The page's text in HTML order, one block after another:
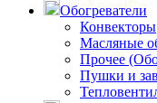
Обогреватели
Конвекторы
Масляные
Прочее
Пушки и